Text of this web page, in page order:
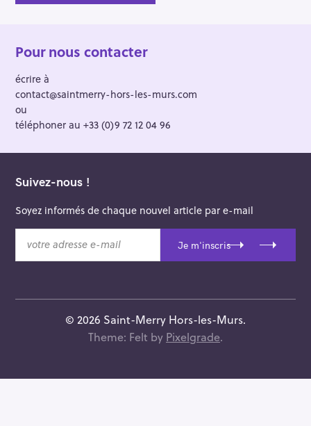
Pour nous contacter
écrire à
contact@saintmerry-hors-les-murs.com
ou
téléphoner au +33 (0)9 72 12 04 96
Suivez-nous !
Soyez informés de chaque nouvel article par e-mail
t
e
Je m'inscris
© 2026 Saint-Merry Hors-les-Murs.
Theme: Felt by Pixelgrade.